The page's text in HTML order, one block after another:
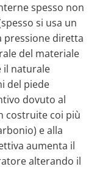
spesso non
si usa un
pressione diretta
del materiale
il naturale
del piede
dovuto al
costruite coi più
e alla
aumenta il
alterando il